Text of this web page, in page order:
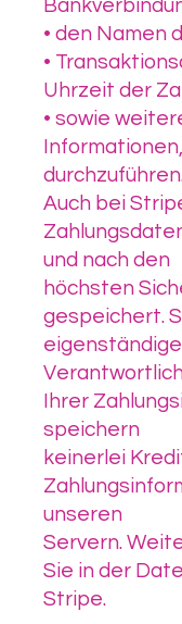
• den Namen
•
Uhrzeit der
• sowie
Auch bei
und nach den
höchsten
gespeichert.
Ihrer
speichern
keinerlei
unseren
Servern.
Sie in der
Stripe.